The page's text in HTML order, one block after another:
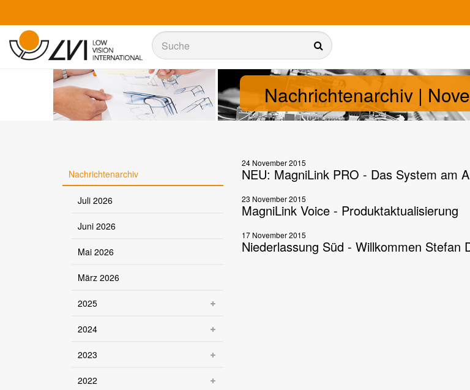
Suche
Nachrichtenarchiv |
Nachrichtenarchiv
Juli 2026
Juni 2026
Mai 2026
März 2026
2025
2024
2023
2022
24 November 2015
NEU: MagniLink PRO - Das System am
23 November 2015
MagniLink Voice - Produktaktualisierung
17 November 2015
Niederlassung Süd - Willkommen Stefan